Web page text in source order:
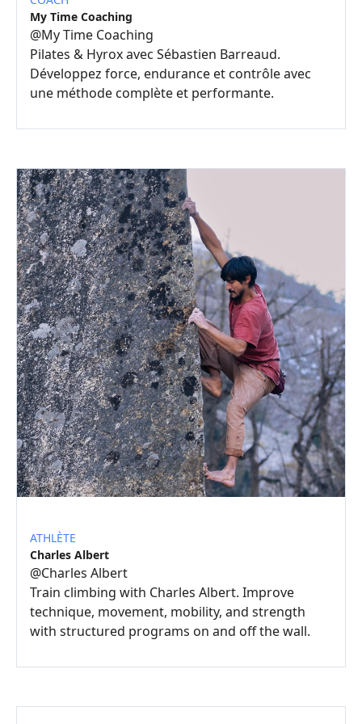
My Time Coaching
@My Time Coaching
Pilates & Hyrox avec Sébastien Barreaud.
Développez force, endurance et contrôle avec
une méthode complète et performante.
ATHLÈTE
Charles Albert
@Charles Albert
Train climbing with Charles Albert. Improve
technique, movement, mobility, and strength
with structured programs on and off the wall.